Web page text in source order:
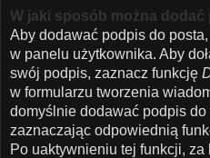
W jaki sposób można
Aby dodawać podpis do
w panelu użytkownika. Aby
swój podpis, zaznacz funkcję
w formularzu tworzenia
domyślnie dodawać podpis
zaznaczając odpowiednią
Po uaktywnieniu tej funkcji,